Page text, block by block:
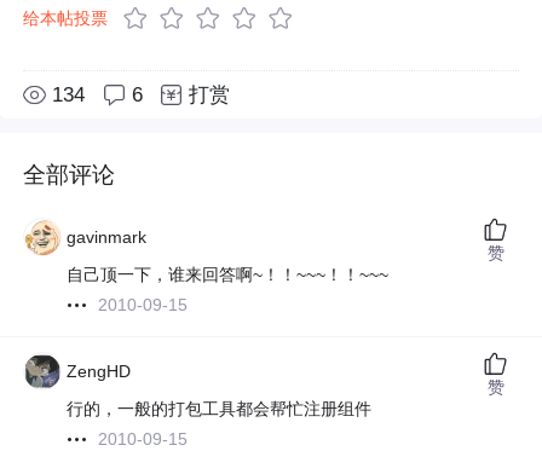
给本帖投票
134 6 打赏
全部评论
gavinmark
自己顶一下，谁来回答啊~！！~~~！！~~~
2010-09-15
赞
ZengHD
行的，一般的打包工具都会帮忙注册组件
2010-09-15
赞